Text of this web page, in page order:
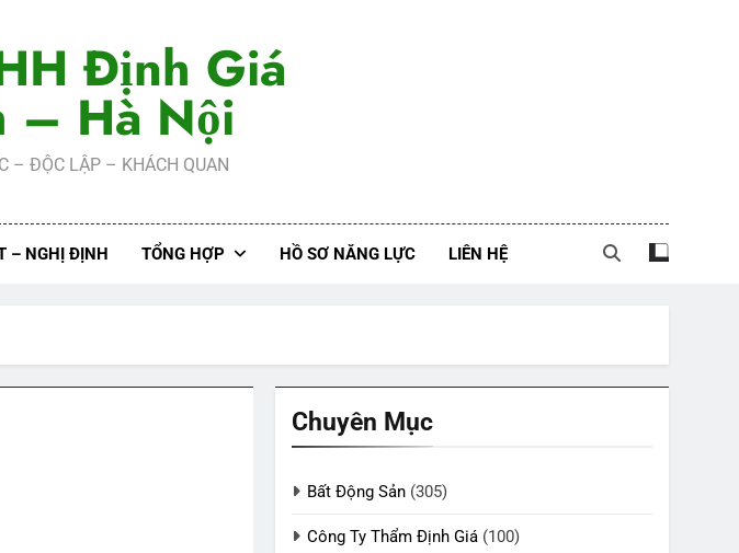
Định Giá
– Hà Nội
– ĐỘC LẬP – KHÁCH QUAN
– NGHỊ ĐỊNH TỔNG HỢP HỒ SƠ NĂNG LỰC LIÊN HỆ
Chuyên Mục
Bất Động Sản (305)
Công Ty Thẩm Định Giá (100)